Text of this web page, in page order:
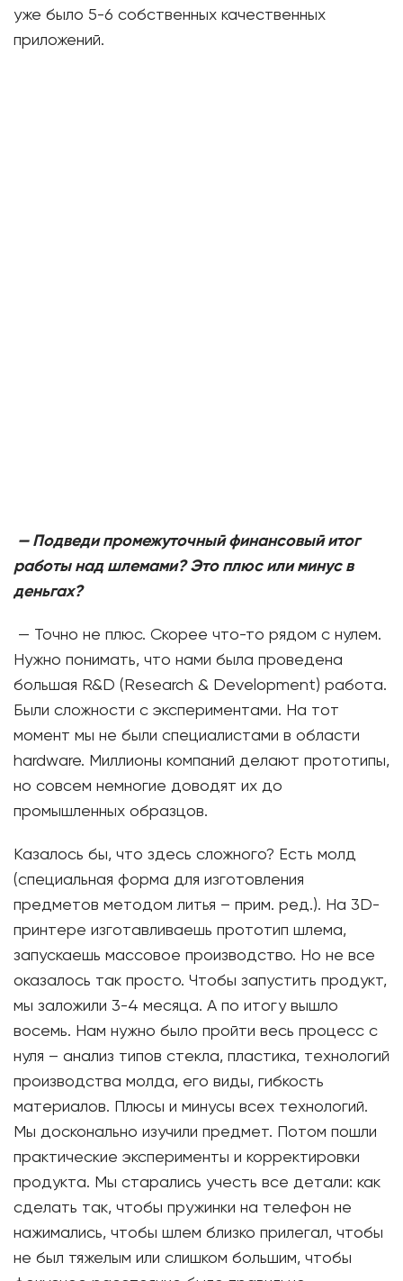
уже было 5-6 собственных качественных
приложений.
— Подведи промежуточный финансовый итог
работы над шлемами? Это плюс или минус в
деньгах?
— Точно не плюс. Скорее что-то рядом с нулем.
Нужно понимать, что нами была проведена
большая R&D (Research & Development) работа.
Были сложности с экспериментами. На тот
момент мы не были специалистами в области
hardware. Миллионы компаний делают прототипы,
но совсем немногие доводят их до
промышленных образцов.
Казалось бы, что здесь сложного? Есть молд
(специальная форма для изготовления
предметов методом литья – прим. ред.). На 3D-
принтере изготавливаешь прототип шлема,
запускаешь массовое производство. Но не все
оказалось так просто. Чтобы запустить продукт,
мы заложили 3-4 месяца. А по итогу вышло
восемь. Нам нужно было пройти весь процесс с
нуля – анализ типов стекла, пластика, технологий
производства молда, его виды, гибкость
материалов. Плюсы и минусы всех технологий.
Мы досконально изучили предмет. Потом пошли
практические эксперименты и корректировки
продукта. Мы старались учесть все детали: как
сделать так, чтобы пружинки на телефон не
нажимались, чтобы шлем близко прилегал, чтобы
не был тяжелым или слишком большим, чтобы